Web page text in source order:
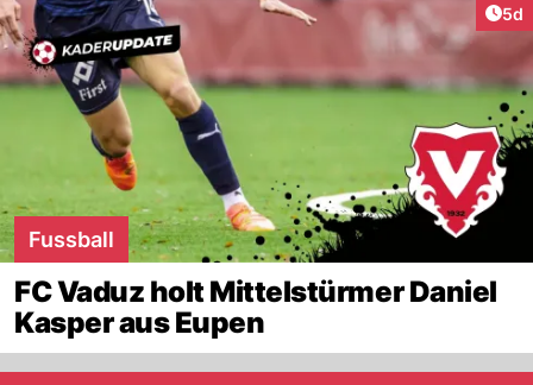
5d
Fussball
FC Vaduz holt Mittelstürmer Daniel
Kasper aus Eupen